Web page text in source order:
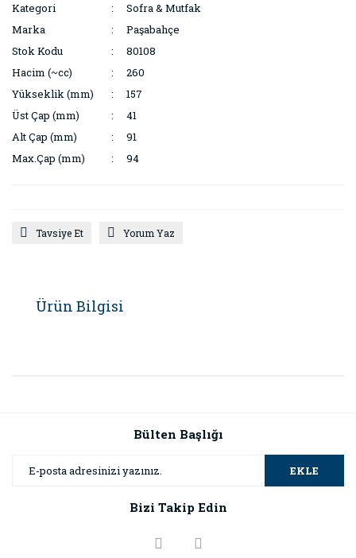
Kategori
Sofra & Mutfak
Marka
Paşabahçe
Stok Kodu
80108
Hacim (~cc)
260
Yükseklik (mm)
157
Üst Çap (mm)
41
Alt Çap (mm)
91
Max.Çap (mm)
94
Tavsiye Et Yorum Yaz
Ürün Bilgisi
Bülten Başlığı
EKLE
Bizi Takip Edin